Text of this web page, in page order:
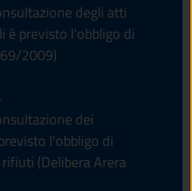
degli atti
è previsto l'obbligo di
2009)
dei
l'obbligo di
(Delibera Arera